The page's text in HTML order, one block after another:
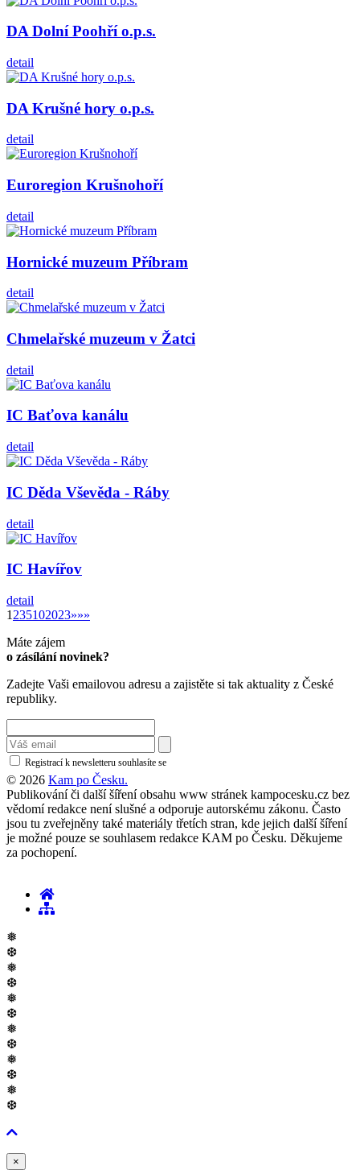
DA Dolní Poohří o.p.s.
detail
DA Krušné hory o.p.s.
detail
Euroregion Krušnohoří
detail
Hornické muzeum Příbram
detail
Chmelařské muzeum v Žatci
detail
IC Baťova kanálu
detail
IC Děda Vševěda - Ráby
detail
IC Havířov
detail
1 235102023»»
»»
Máte zájem
o zásílání novinek?
Zadejte Vaši emailovou adresu a zajistěte si tak aktuality z České
republiky.
Registrací k newsletteru souhlasíte se
© 2026 Kam po Česku.
Publikování či další šíření obsahu www stránek kampocesku.cz bez
vědomí redakce není slušné a odporuje autorskému zákonu. Často
jsou tu zveřejněny také materiály třetích stran, kde jejich další šíření
je možné pouze se souhlasem redakce KAM po Česku. Děkujeme
za pochopení.
❅
❆
❅
❆
❅
❆
❅
❆
❅
❆
❅
❆
×